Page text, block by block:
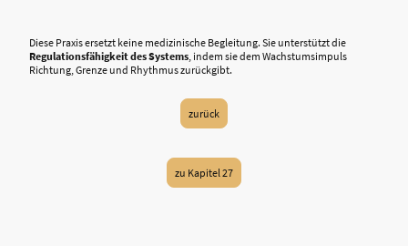
Diese Praxis ersetzt keine medizinische Begleitung. Sie unterstützt die
Regulationsfähigkeit des Systems , indem sie dem Wachstumsimpuls
Richtung, Grenze und Rhythmus zurückgibt.
zurück
zu Kapitel 27